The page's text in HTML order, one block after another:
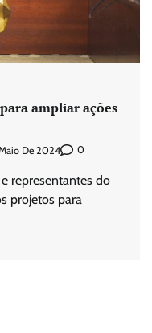
ampliar ações
De 2024 0
representantes do
projetos para